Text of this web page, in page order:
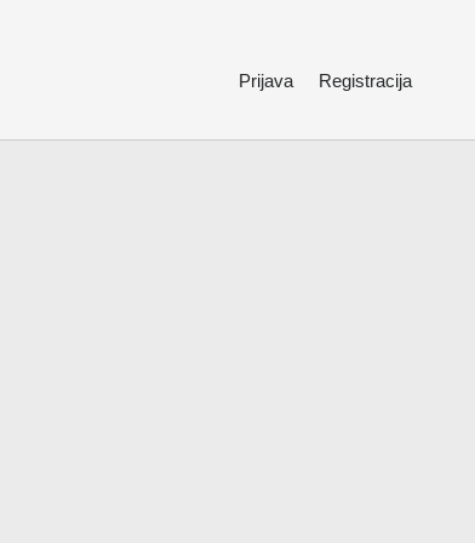
Prijava Registracija